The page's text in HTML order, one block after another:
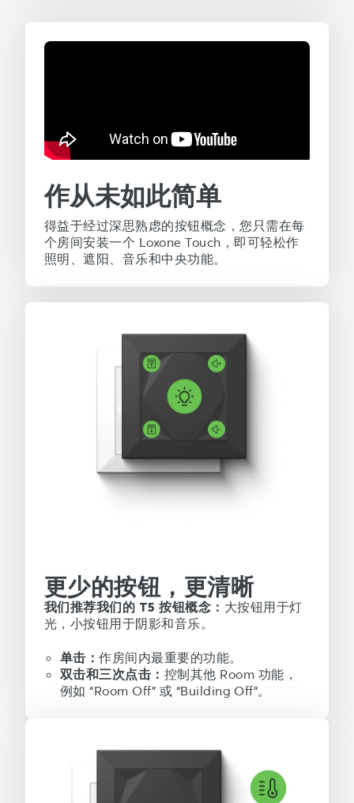
作从未如此简单
得益于经过深思熟虑的按钮概念，您只需在每
个房间安装一个 Loxone Touch，即可轻松作
照明、遮阳、音乐和中央功能。
更少的按钮，更清晰
我们推荐我们的 T5 按钮概念： 大按钮用于灯
光，小按钮用于阴影和音乐。
单击：作房间内最重要的功能。
双击和三次点击： 控制其他 Room 功能，
例如 “Room Off” 或 “Building Off”。